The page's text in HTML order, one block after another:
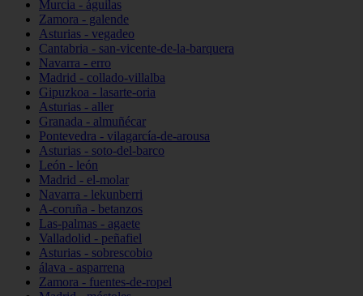
Murcia - águilas
Zamora - galende
Asturias - vegadeo
Cantabria - san-vicente-de-la-barquera
Navarra - erro
Madrid - collado-villalba
Gipuzkoa - lasarte-oria
Asturias - aller
Granada - almuñécar
Pontevedra - vilagarcía-de-arousa
Asturias - soto-del-barco
León - león
Madrid - el-molar
Navarra - lekunberri
A-coruña - betanzos
Las-palmas - agaete
Valladolid - peñafiel
Asturias - sobrescobio
álava - asparrena
Zamora - fuentes-de-ropel